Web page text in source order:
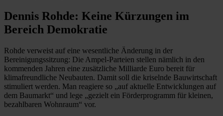
Dennis Rohde: Keine Kürzungen im
Bereich Demokratie
Rohde verweist auf eine wesentliche Änderung in der
Bereinigungssitzung: Die Ampel-Parteien stellen nämlich in den
kommenden Jahren eine zusätzliche Milliarde Euro bereit für
klimafreundliche Neubauten. Damit soll die kriselnde Bauwirtschaft
stimuliert werden. Man reagiere so „auf aktuelle Entwicklungen auf
dem Baumarkt“ und lege „gezielt ein Förderprogramm für kleinen,
bezahlbaren Wohnraum“ vor.